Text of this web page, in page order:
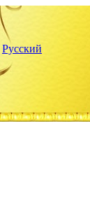
Русский